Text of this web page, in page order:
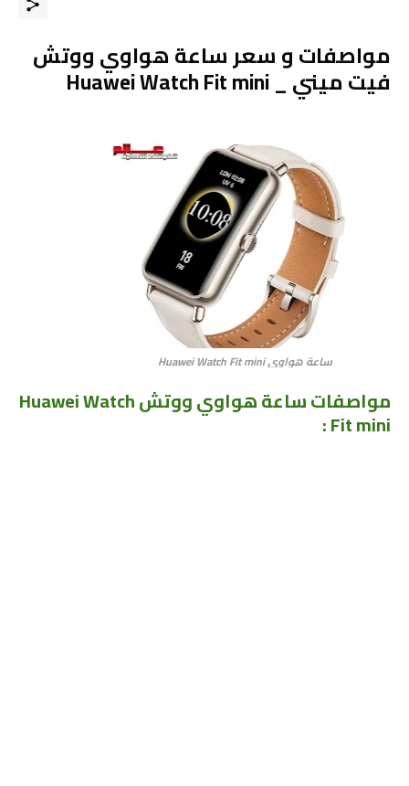
مواصفات و سعر ساعة هواوي ووتش
فيت ميني _ Huawei Watch Fit mini
ساعة هواوي Huawei Watch Fit mini
مواصفات ساعة هواوي ووتش Huawei Watch
Fit mini :